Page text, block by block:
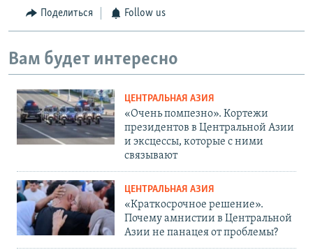
Поделиться Follow us
Вам будет интересно
ЦЕНТРАЛЬНАЯ АЗИЯ
«Очень помпезно». Кортежи
президентов в Центральной Азии
и эксцессы, которые с ними
связывают
ЦЕНТРАЛЬНАЯ АЗИЯ
«Краткосрочное решение».
Почему амнистии в Центральной
Азии не панацея от проблемы?